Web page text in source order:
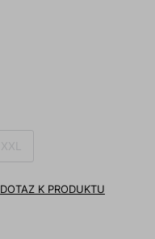
XXL
DOTAZ K PRODUKTU